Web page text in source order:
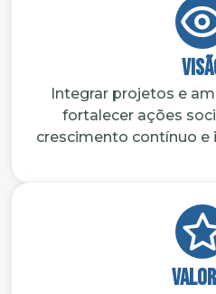
Integrar projetos e
fortalecer ações
crescimento contínuo